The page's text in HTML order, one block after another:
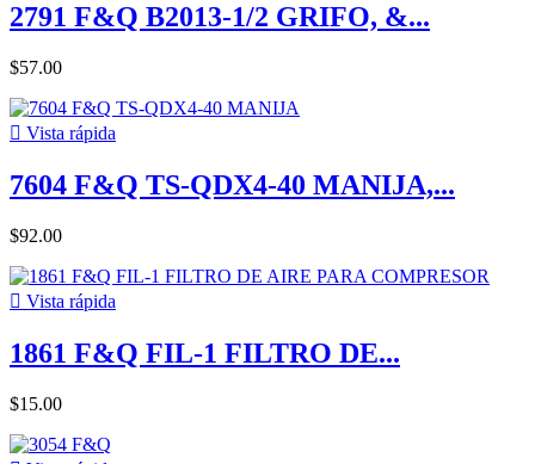
2791 F&Q B2013-1/2 GRIFO, &...
$57.00
 Vista rápida
7604 F&Q TS-QDX4-40 MANIJA,...
$92.00
 Vista rápida
1861 F&Q FIL-1 FILTRO DE...
$15.00